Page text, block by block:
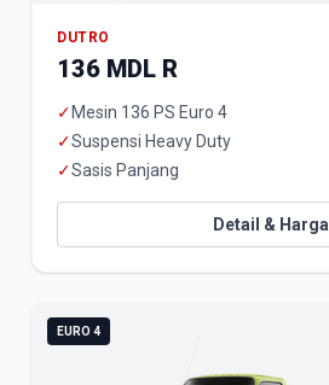
DUTRO
136 MDL R
✓ Mesin 136 PS Euro 4
✓Suspensi Heavy Duty
✓Sasis Panjang
Detail & Harga
EURO 4